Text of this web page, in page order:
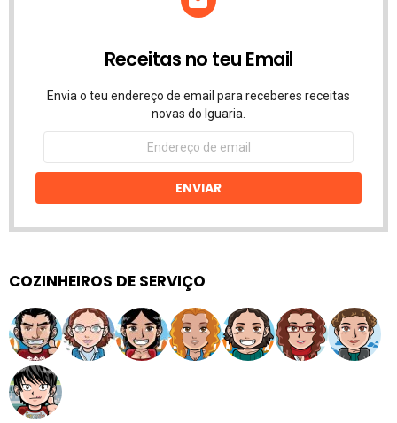
Receitas no teu Email
Envia o teu endereço de email para receberes receitas
novas do Iguaria.
Endereço
email
ENVIAR
COZINHEIROS DE SERVIÇO